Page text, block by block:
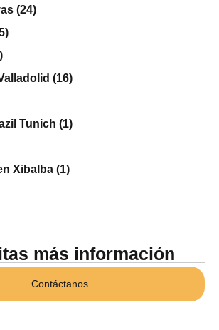
(24)
(16)
Tunich (1)
Xibalba (1)
más información
Contáctanos